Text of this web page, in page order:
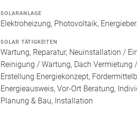
SOLARANLAGE
Elektroheizung, Photovoltaik,
SOLAR TÄTIGKEITEN
Wartung, Reparatur, Neuinstallation /
Reinigung / Wartung, Dach
Erstellung Energiekonzept,
Energieausweis, Vor-Ort Beratung,
Planung & Bau, Installation